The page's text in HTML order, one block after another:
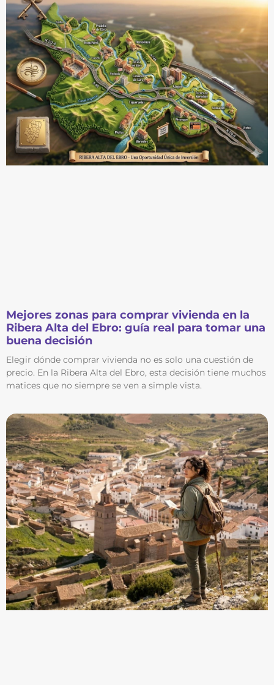
Mejores zonas para comprar vivienda en la
Ribera Alta del Ebro: guía real para tomar una
buena decisión
Elegir dónde comprar vivienda no es solo una cuestión de
precio. En la Ribera Alta del Ebro, esta decisión tiene muchos
matices que no siempre se ven a simple vista.